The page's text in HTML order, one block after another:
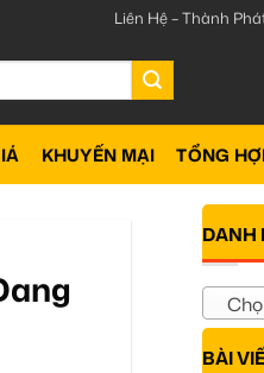
Liên Hệ – Thành
KHUYẾN MẠI TỔNG
DANH
BÀI